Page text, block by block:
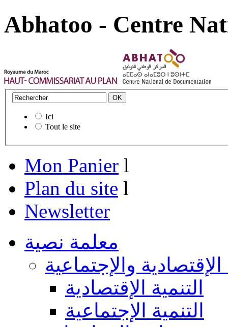
Abhatoo - Centre
Ici
Tout le site
Mon Panier l
Plan du site l
Newsletter
معلمة نصية
الإقتصادية والإجتماعية
التنمية الإقتصادية
التنمية الإجتماعية